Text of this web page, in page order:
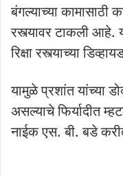
बंगल्याच्या
रस्त्यावर टाकली आहे.
रिक्षा रस्त्याच्या
यामुळे प्रशांत यांच्या
असल्याचे फिर्यादीत
नाईक एस. बी. बडे